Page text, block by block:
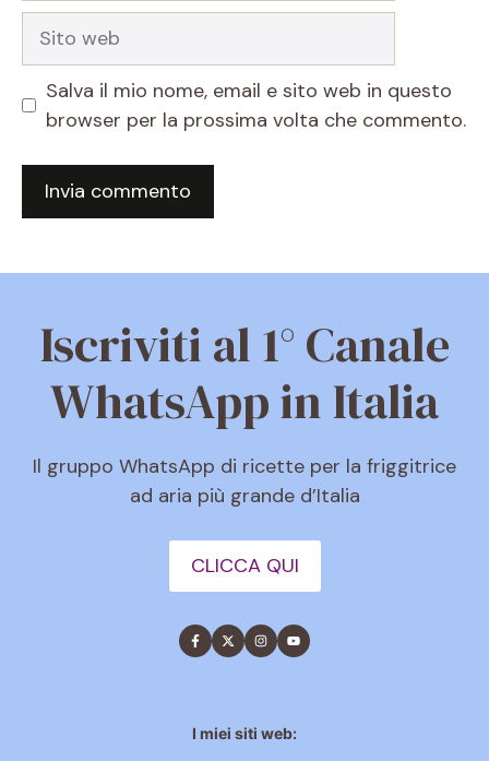
Sito
Salva il mio nome, email e sito web in questo
browser per la prossima volta che commento.
Iscriviti al 1° Canale
WhatsApp in Italia
Il gruppo WhatsApp di ricette per la friggitrice
ad aria più grande d’Italia
CLICCA QUI
I miei siti web: